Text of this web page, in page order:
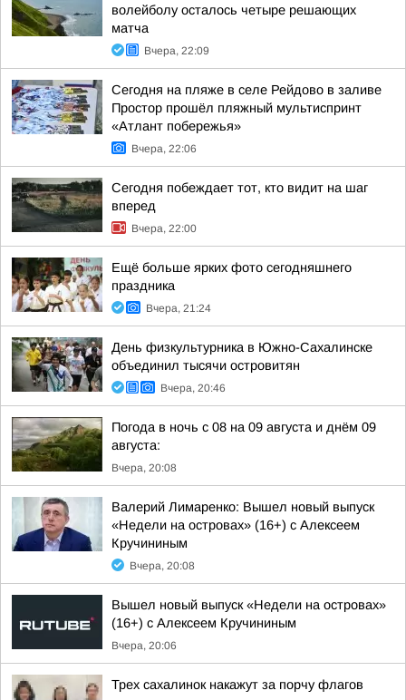
волейболу осталось четыре решающих
матча
Вчера, 22:09
Сегодня на пляже в селе Рейдово в заливе
Простор прошёл пляжный мультиспринт
«Атлант побережья»
Вчера, 22:06
Сегодня побеждает тот, кто видит на шаг
вперед
Вчера, 22:00
Ещё больше ярких фото сегодняшнего
праздника
Вчера, 21:24
День физкультурника в Южно-Сахалинске
объединил тысячи островитян
Вчера, 20:46
Погода в ночь с 08 на 09 августа и днём 09
августа:
Вчера, 20:08
Валерий Лимаренко: Вышел новый выпуск
«Недели на островах» (16+) с Алексеем
Кручининым
Вчера, 20:08
Вышел новый выпуск «Недели на островах»
(16+) с Алексеем Кручининым
Вчера, 20:06
Трех сахалинок накажут за порчу флагов